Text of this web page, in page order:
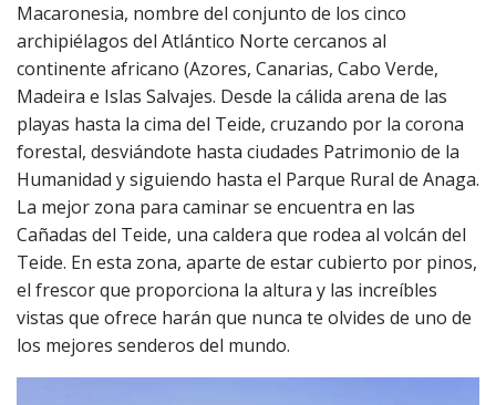
Macaronesia, nombre del conjunto de los cinco
archipiélagos del Atlántico Norte cercanos al
continente africano (Azores, Canarias, Cabo Verde,
Madeira e Islas Salvajes. Desde la cálida arena de las
playas hasta la cima del Teide, cruzando por la corona
forestal, desviándote hasta ciudades Patrimonio de la
Humanidad y siguiendo hasta el Parque Rural de Anaga.
La mejor zona para caminar se encuentra en las
Cañadas del Teide, una caldera que rodea al volcán del
Teide. En esta zona, aparte de estar cubierto por pinos,
el frescor que proporciona la altura y las increíbles
vistas que ofrece harán que nunca te olvides de uno de
los mejores senderos del mundo.